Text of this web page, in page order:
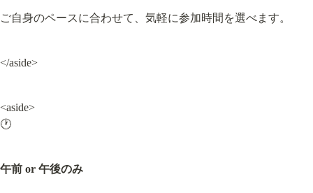
ご自身のペースに合わせて、気軽に参加時間を選べます。
</aside>
<aside>
🕐
午前 or 午後のみ